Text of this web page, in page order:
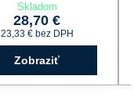
Skladom
28,70 €
23,33 € bez DPH
Zobraziť